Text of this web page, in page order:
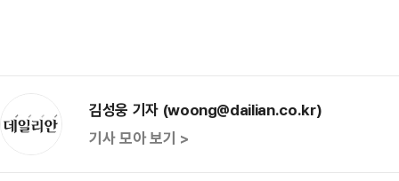
김성웅 기자 (woong@dailian.co.kr)
기사 모아 보기 >